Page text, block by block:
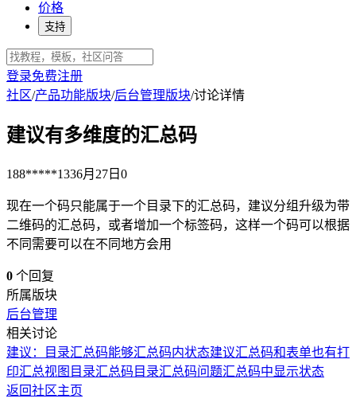
价格
支持
登录免费注册
社区/产品功能版块/后台管理版块/讨论详情
建议有多维度的汇总码
188*****1336月27日 0
现在一个码只能属于一个目录下的汇总码，建议分组升级为带
二维码的汇总码，或者增加一个标签码，这样一个码可以根据
不同需要可以在不同地方会用
0 个回复
所属版块
后台管理
相关讨论
建议：目录汇总码能够汇总码内状态建议汇总码和表单也有打
印汇总视图 目录汇总码 目录汇总码问题汇总码中显示状态
返回社区主页